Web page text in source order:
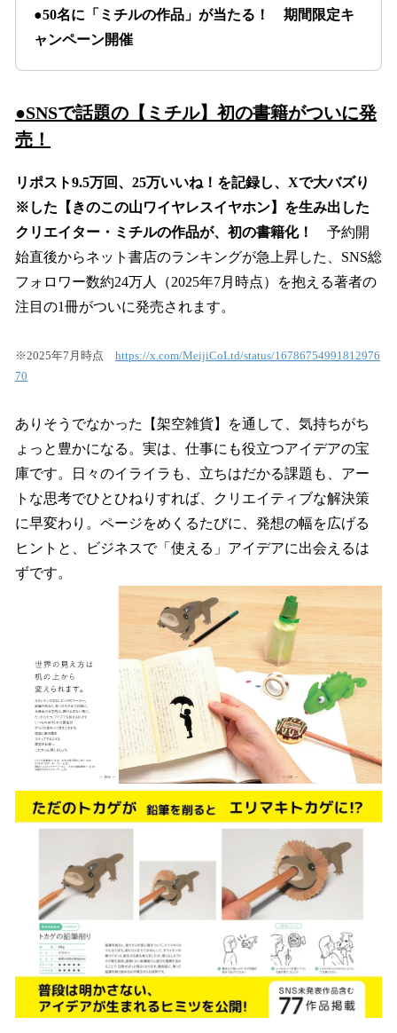
●50名に「ミチルの作品」が当たる！ 期間限定キ
ャンペーン開催
●SNSで話題の【ミチル】初の書籍がついに発
売！
リポスト9.5万回、25万いいね！を記録し、Xで大バズり
※した【きのこの山ワイヤレスイヤホン】を生み出した
クリエイター・ミチルの作品が、初の書籍化！ 予約開
始直後からネット書店のランキングが急上昇した、SNS総
フォロワー数約24万人（2025年7月時点）を抱える著者の
注目の1冊がついに発売されます。
※2025年7月時点 https://x.com/MeijiCoLtd/status/16786754991812976
70
ありそうでなかった【架空雑貨】を通して、気持ちがち
ょっと豊かになる。実は、仕事にも役立つアイデアの宝
庫です。日々のイライラも、立ちはだかる課題も、アー
トな思考でひとひねりすれば、クリエイティブな解決策
に早変わり。ページをめくるたびに、発想の幅を広げる
ヒントと、ビジネスで「使える」アイデアに出会えるは
ずです。